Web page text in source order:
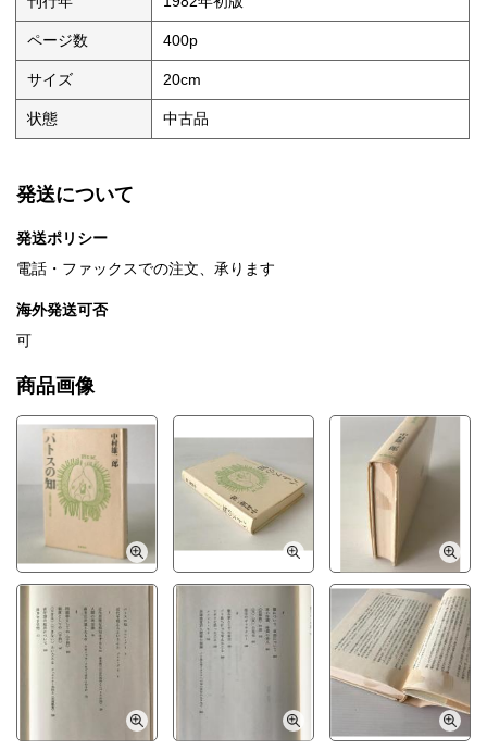
ページ数 400p
サイズ 20cm
状態 中古品
発送について
発送ポリシー
電話・ファックスでの注文、承ります
海外発送可否
可
商品画像